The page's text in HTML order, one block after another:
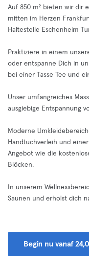
Auf 850 m² bieten wir dir
mitten im Herzen
Haltestelle Eschenheim
Praktiziere in einem
oder entspanne Dich in
bei einer Tasse Tee und
Unser umfangreiches
ausgiebige Entspannung
Moderne
Handtuchverleih und
Angebot wie die
Blöcken.
In unserem
Saunen und erholst dich
Begin nu vanaf